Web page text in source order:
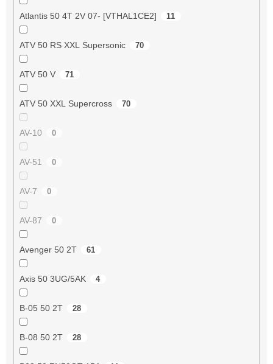
Atlantis 50 4T 2V 07- [VTHAL1CE2] 11
ATV 50 RS XXL Supersonic 70
ATV 50 V 71
ATV 50 XXL Supercross 70
AV-10 0
AV-51 0
AV-7 0
AV-87 0
Avenger 50 2T 61
Axis 50 3UG/5AK 4
B-05 50 2T 28
B-08 50 2T 28